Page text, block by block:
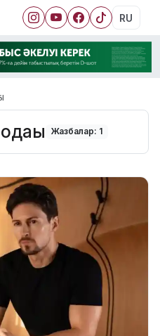
RU
Жазбалар: 1